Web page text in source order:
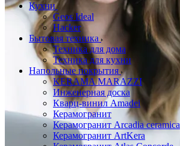
Кухни
Geos Ideal
Hacker
Бытовая техника
Техника для дома
Техника для кухни
Напольные покрытия
KERAMA MARAZZI
Инженерная доска
Кварц-винил Amadei
Керамогранит
Керамогранит Arcadia ceramica
Керамогранит ArtKera